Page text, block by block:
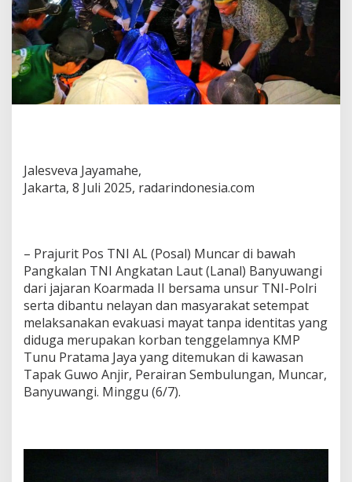
Jalesveva Jayamahe,
Jakarta, 8 Juli 2025, radarindonesia.com
– Prajurit Pos TNI AL (Posal) Muncar di bawah
Pangkalan TNI Angkatan Laut (Lanal) Banyuwangi
dari jajaran Koarmada II bersama unsur TNI-Polri
serta dibantu nelayan dan masyarakat setempat
melaksanakan evakuasi mayat tanpa identitas yang
diduga merupakan korban tenggelamnya KMP
Tunu Pratama Jaya yang ditemukan di kawasan
Tapak Guwo Anjir, Perairan Sembulungan, Muncar,
Banyuwangi. Minggu (6/7).